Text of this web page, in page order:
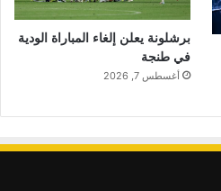
برشلونة يعلن إلغاء المباراة الودية
في طنجة
أغسطس 7, 2026